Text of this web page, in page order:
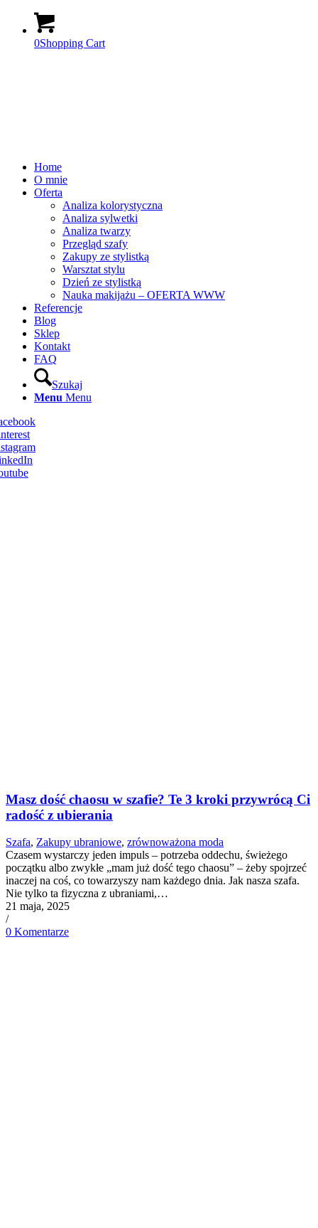
0Shopping Cart
Home
O mnie
Oferta
Analiza kolorystyczna
Analiza sylwetki
Analiza twarzy
Przegląd szafy
Zakupy ze stylistką
Warsztat stylu
Dzień ze stylistką
Nauka makijażu – OFERTA WWW
Referencje
Blog
Sklep
Kontakt
FAQ
Szukaj
Menu Menu
Masz dość chaosu w szafie? Te 3 kroki przywrócą Ci
radość z ubierania
Szafa, Zakupy ubraniowe, zrównoważona moda
Czasem wystarczy jeden impuls – potrzeba oddechu, świeżego
początku albo zwykłe „mam już dość tego chaosu” – żeby spojrzeć
inaczej na coś, co towarzyszy nam każdego dnia. Jak nasza szafa.
Nie tylko ta fizyczna z ubraniami,…
21 maja, 2025
/
0 Komentarze